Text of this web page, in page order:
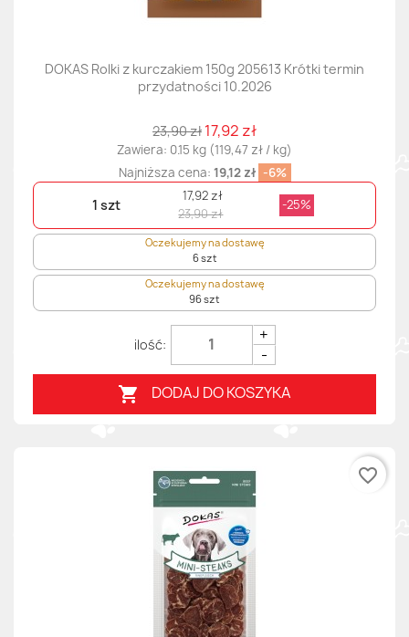
DOKAS Rolki z kurczakiem 150g 205613 Krótki termin
przydatności 10.2026
23,90 zł 17,92 zł
Zawiera: 0.15 kg (119,47 zł / kg)
Najniższa cena: 19,12 zł -6%
1 szt
17,92 zł
23,90 zł
-25%
Oczekujemy na dostawę
6 szt
Oczekujemy na dostawę
96 szt
+
-
 DODAJ DO KOSZYKA
favorite_border